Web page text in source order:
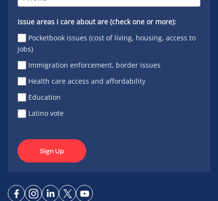
Issue areas I care about are (check one or more):
Pocketbook issues (cost of living, housing, access to
jobs)
Immigration enforcement, border issues
Health care access and affordability
Education
Latino vote
Sign Up
ConnectConnect
ConnectConnectConnect